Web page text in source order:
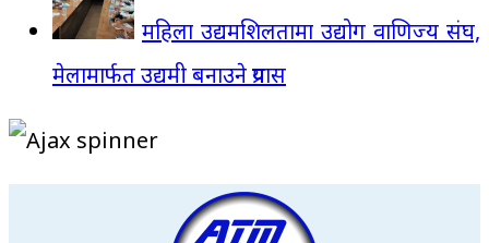
महिला उद्यमशिलतामा उद्योग वाणिज्य संघ,
मेलामार्फत उद्यमी बनाउने प्रयास